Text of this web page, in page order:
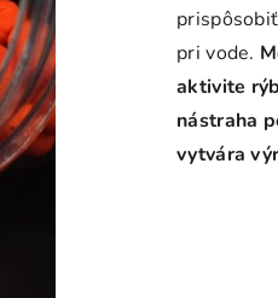
pri vode.
aktivite rýb
nástraha
vytvára